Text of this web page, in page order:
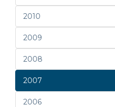
2010
2009
2008
2007
2006